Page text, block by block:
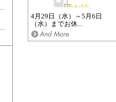
4月29日（水）～5月6日
（水）までお休...